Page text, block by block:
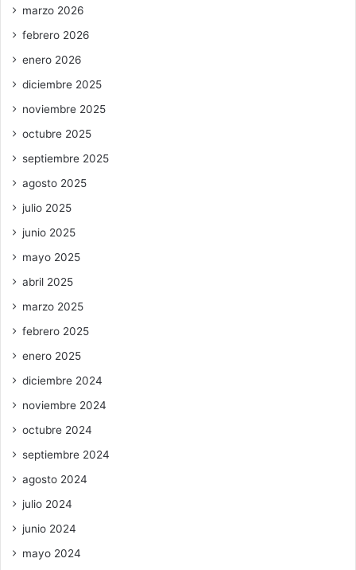
marzo 2026
febrero 2026
enero 2026
diciembre 2025
noviembre 2025
octubre 2025
septiembre 2025
agosto 2025
julio 2025
junio 2025
mayo 2025
abril 2025
marzo 2025
febrero 2025
enero 2025
diciembre 2024
noviembre 2024
octubre 2024
septiembre 2024
agosto 2024
julio 2024
junio 2024
mayo 2024